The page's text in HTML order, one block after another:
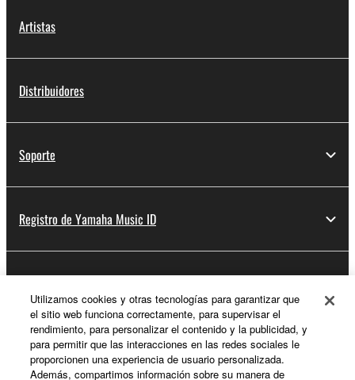
Artistas
Distribuidores
Soporte
Registro de Yamaha Music ID
España - Spanish
Empresa
Utilizamos cookies y otras tecnologías para garantizar que
el sitio web funciona correctamente, para supervisar el
rendimiento, para personalizar el contenido y la publicidad, y
para permitir que las interacciones en las redes sociales le
proporcionen una experiencia de usuario personalizada.
Además, compartimos información sobre su manera de